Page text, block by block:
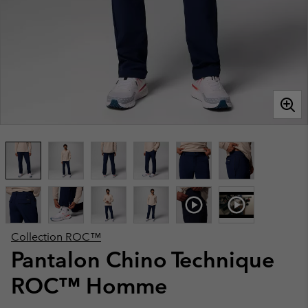
Collection ROC™
Pantalon Chino Technique
ROC™ Homme